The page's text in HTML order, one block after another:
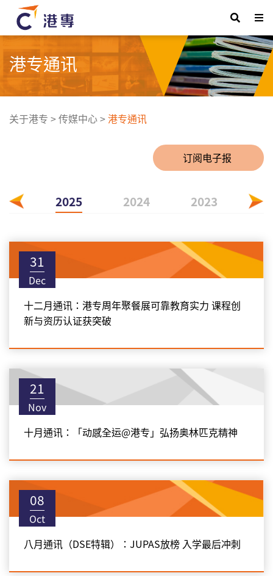
港专通讯
关于港专 >传媒中心>港专通讯
订阅电子报
2025 2024 2023
31
Dec
十二月通讯：港专周年聚餐展可靠教育实力 课程创
新与资历认证获突破
21
Nov
十月通讯：「动感全运@港专」弘扬奥林匹克精神
08
Oct
八月通讯（DSE特辑）：JUPAS放榜 入学最后冲刺